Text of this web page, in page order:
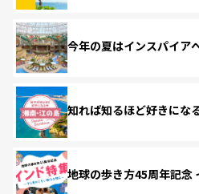
今年の夏はインスパイア
知れば知るほど好きにな
地球の歩き方45周年記念